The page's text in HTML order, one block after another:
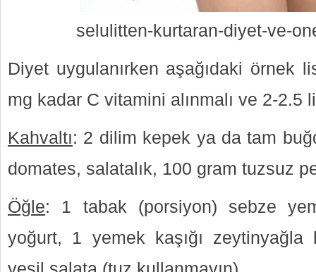
selulitten-kurtaran-diyet-ve-
Diyet uygulanırken aşağıdaki örnek
mg kadar C vitamini alınmalı ve 2-2.5
Kahvaltı: 2 dilim kepek ya da tam
domates, salatalık, 100 gram tuzsuz
Öğle: 1 tabak (porsiyon) sebze
yoğurt, 1 yemek kaşığı zeytinyağla